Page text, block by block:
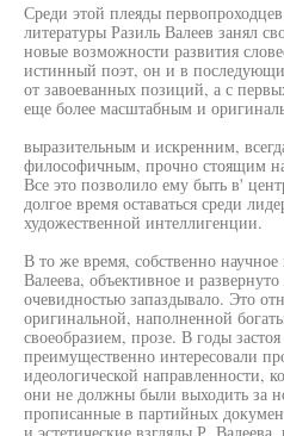
Среди этой плеяды
литературы Разиль Валеев занял
новые возможности развития
истинный поэт, он и в
от завоеванных позиций, а с
еще более масштабным и
выразительным и искренним,
философичным, прочно стоящим
Все это позволило ему быть в'
долгое время оставаться среди
художественной интеллигенции.
В то же время, собственно
Валеева, объективное и
очевидностью запаздывало. Это
оригинальной, наполненной
своеобразием, прозе. В годы
преимущественно интересовали
идеологической направленности,
они не должны были выходить за
прописанные в партийных